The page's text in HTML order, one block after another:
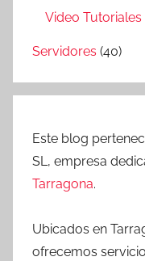
Video Tutoriales
Servidores (40)
Este blog
SL, empresa
Tarragona.
Ubicados en
ofrecemos